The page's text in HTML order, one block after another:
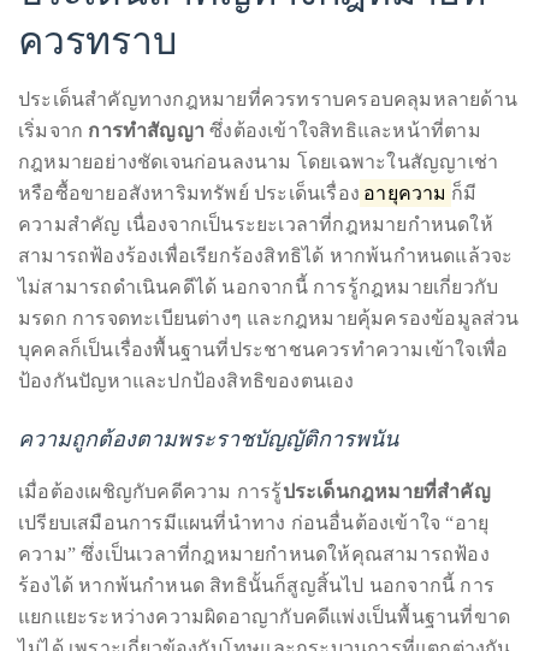
และปลอดภัย
ประเด็นสำคัญทางกฎหมายที่
ควรทราบ
ประเด็นสำคัญทางกฎหมายที่ควรทราบครอบคลุมหลายด้าน
เริ่มจาก
การทำสัญญา
ซึ่งต้องเข้าใจสิทธิและหน้าที่ตาม
กฎหมายอย่างชัดเจนก่อนลงนาม โดยเฉพาะในสัญญาเช่า
หรือซื้อขายอสังหาริมทรัพย์ ประเด็นเรื่อง
อายุความ
ความสำคัญ เนื่องจากเป็นระยะเวลาที่กฎหมายกำหนดให้
สามารถฟ้องร้องเพื่อเรียกร้องสิทธิได้ หากพ้นกำหนดแล้วจะ
ไม่สามารถดำเนินคดีได้ นอกจากนี้ การรู้กฎหมายเกี่ยวกับ
บุคคลก็เป็นเรื่องพื้นฐานที่ประชาชนควรทำความเข้าใจเพื่อ
ความถูกต้องตามพระราชบัญญัติการพนัน
เมื่อต้องเผชิญกับคดีความ การรู้ประเด็นกฎหมายที่สำคัญ
เปรียบเสมือนการมีแผนที่นำทาง ก่อนอื่นต้องเข้าใจ “อายุ
ความ” ซึ่งเป็นเวลาที่กฎหมายกำหนดให้คุณสามารถฟ้อง